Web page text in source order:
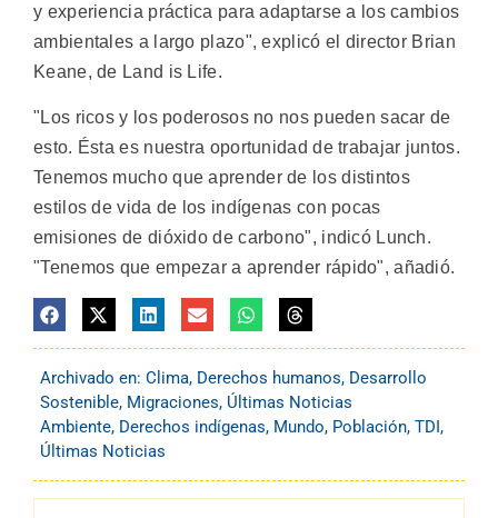
y experiencia práctica para adaptarse a los cambios
ambientales a largo plazo", explicó el director Brian
Keane, de Land is Life.
"Los ricos y los poderosos no nos pueden sacar de
esto. Ésta es nuestra oportunidad de trabajar juntos.
Tenemos mucho que aprender de los distintos
estilos de vida de los indígenas con pocas
emisiones de dióxido de carbono", indicó Lunch.
"Tenemos que empezar a aprender rápido", añadió.
Archivado en: Clima, Derechos humanos, Desarrollo
Sostenible, Migraciones, Últimas Noticias
Ambiente, Derechos indígenas, Mundo, Población, TDI,
Últimas Noticias